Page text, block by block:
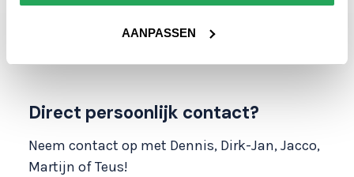
AANPASSEN
Direct persoonlijk contact?
Neem contact op met Dennis, Dirk-Jan, Jacco,
Martijn of Teus!